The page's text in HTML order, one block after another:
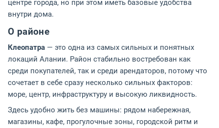
центре города, но при этом иметь базовые удобства
внутри дома.
О районе
Клеопатра — это одна из самых сильных и понятных
локаций Алании. Район стабильно востребован как
среди покупателей, так и среди арендаторов, потому что
сочетает в себе сразу несколько сильных факторов:
море, центр, инфраструктуру и высокую ликвидность.
Здесь удобно жить без машины: рядом набережная,
магазины, кафе, прогулочные зоны, городской ритм и